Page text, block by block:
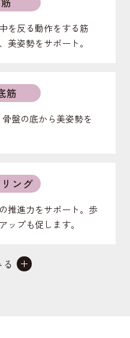
を反る動作をする筋
美姿勢をサポート。
筋
盤の底から美姿勢を
ング
推進力をサポート。歩
ップも促します。